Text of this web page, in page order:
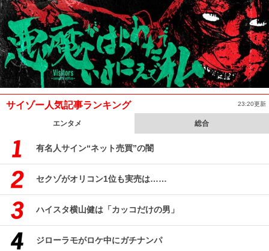
サイゾー人気記事ランキング 23:20更新
エンタメ 総合
有名人サイン“ネット売買”の闇
セクゾがオリコン1位も実売は……
ハイスタ横山健は「カッコだけの男」
ジローラモがロケ中にガチナンパ